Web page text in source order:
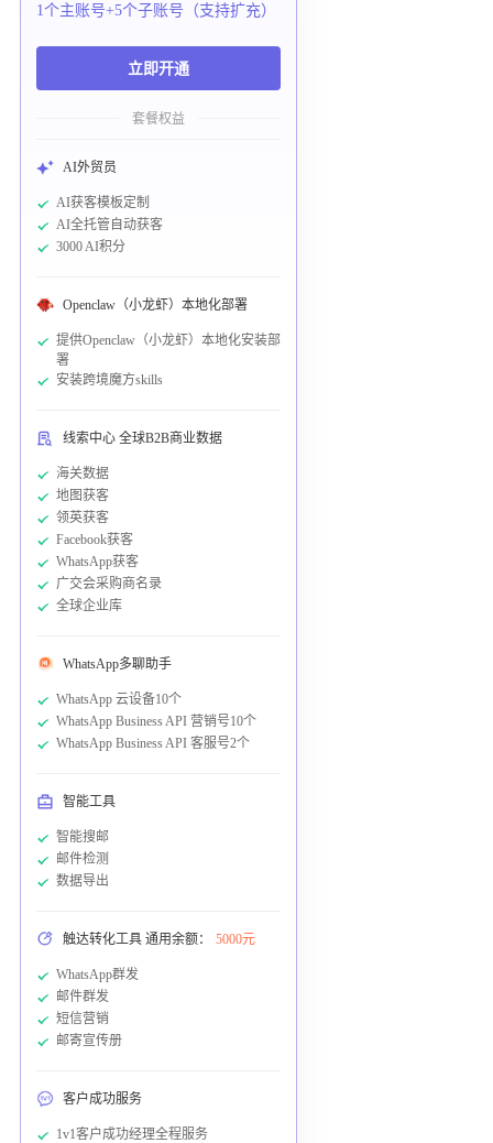
1个主账号+5个子账号（支持扩充）
立即开通
套餐权益
AI外贸员
AI获客模板定制
AI全托管自动获客
3000 AI积分
Openclaw（小龙虾）本地化部署
提供Openclaw（小龙虾）本地化安装部
署
安装跨境魔方skills
线索中心 全球B2B商业数据
海关数据
地图获客
领英获客
Facebook获客
WhatsApp获客
广交会采购商名录
全球企业库
WhatsApp多聊助手
WhatsApp 云设备10个
WhatsApp Business API 营销号10个
WhatsApp Business API 客服号2个
智能工具
智能搜邮
邮件检测
数据导出
触达转化工具 通用余额： 5000元
WhatsApp群发
邮件群发
短信营销
邮寄宣传册
客户成功服务
1v1客户成功经理全程服务